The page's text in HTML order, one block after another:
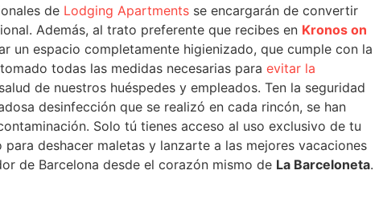
de Lodging Apartments se encargarán de convertir
Además, al trato preferente que recibes en Kronos on
un espacio completamente higienizado, que cumple con la
todas las medidas necesarias para evitar la
de nuestros huéspedes y empleados. Ten la seguridad
desinfección que se realizó en cada rincón, se han
Solo tú tienes acceso al uso exclusivo de tu
para deshacer maletas y lanzarte a las mejores vacaciones
de Barcelona desde el corazón mismo de La Barceloneta.